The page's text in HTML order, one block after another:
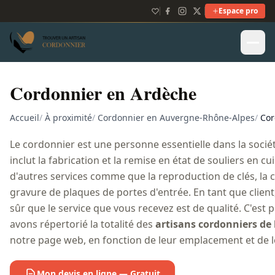
Espace pro
Cordonnier en Ardèche
Accueil/ À proximité/ Cordonnier en Auvergne-Rhône-Alpes/
Le cordonnier est une personne essentielle dans la
inclut la fabrication et la remise en état de souliers en
d'autres services comme que la reproduction de clés, la
gravure de plaques de portes d'entrée. En tant que
sûr que le service que vous recevez est de qualité. C'est
avons répertorié la totalité des artisans cordonniers de
notre page web, en fonction de leur emplacement et de